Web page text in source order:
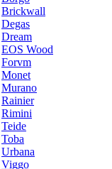
Brickwall
Degas
Dream
EOS Wood
Forvm
Monet
Murano
Rainier
Rimini
Teide
Toba
Urbana
Viggo